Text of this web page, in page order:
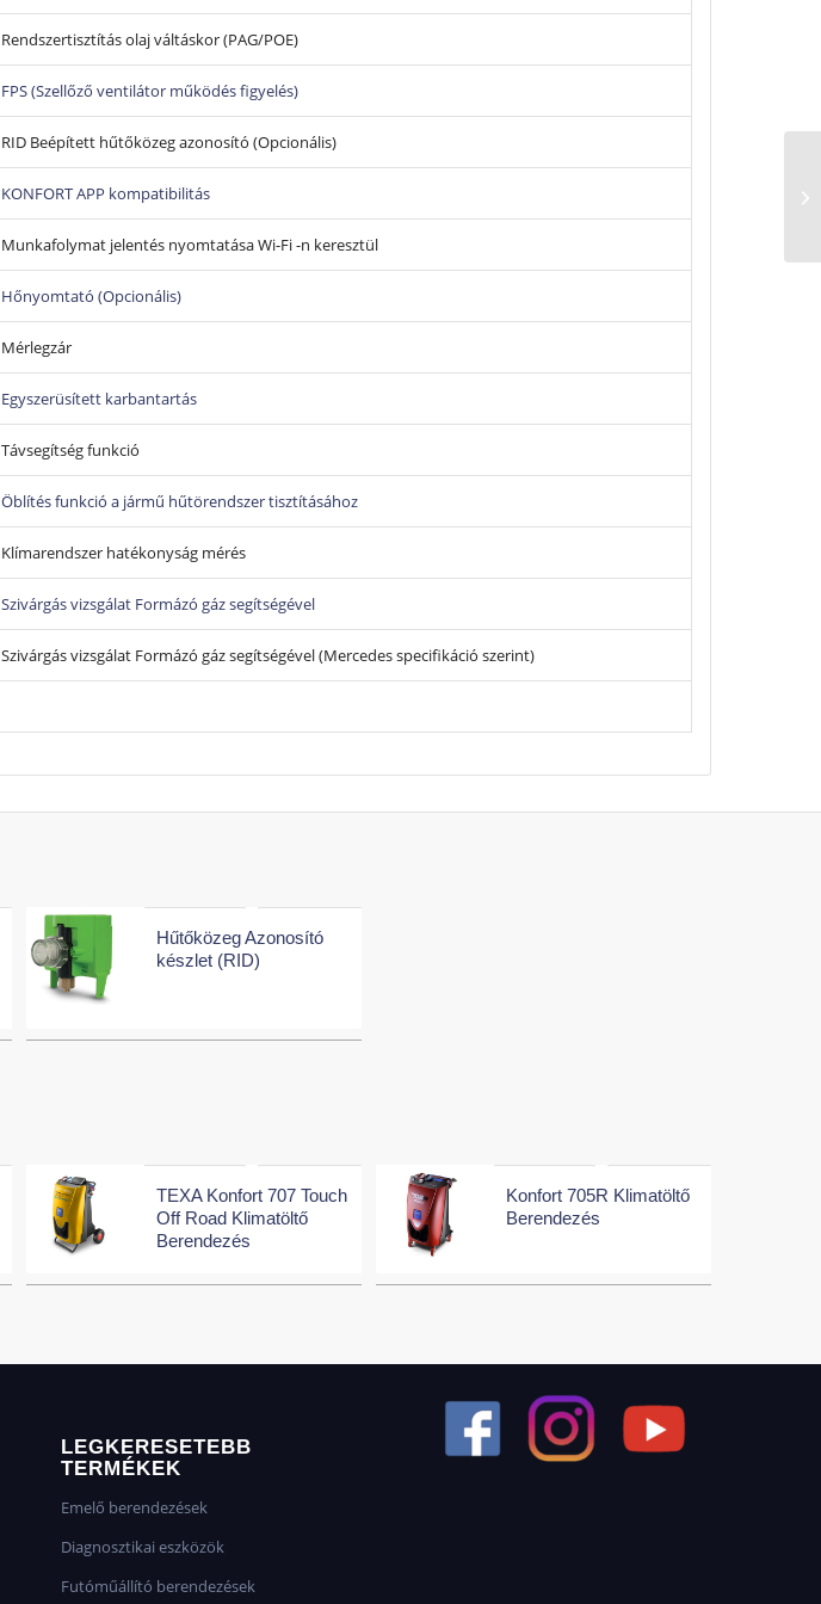
Rendszertisztítás olaj váltáskor (PAG/POE)
FPS (Szellőző ventilátor működés figyelés)
RID Beépített hűtőközeg azonosító (Opcionális)
KONFORT APP kompatibilitás
Munkafolymat jelentés nyomtatása Wi-Fi -n keresztül
Hőnyomtató (Opcionális)
Mérlegzár
Egyszerüsített karbantartás
Távsegítség funkció
Öblítés funkció a jármű hűtörendszer tisztításához
Klímarendszer hatékonyság mérés
Szivárgás vizsgálat Formázó gáz segítségével
Szivárgás vizsgálat Formázó gáz segítségével (Mercedes specifikáció szerint)
Hűtőközeg Azonosító
készlet (RID)
TEXA Konfort 707 Touch
Off Road Klimatöltő
Berendezés
Konfort 705R Klimatöltő
Berendezés
LEGKERESETEBB
TERMÉKEK
Emelő berendezések
Diagnosztikai eszközök
Futóműállító berendezések